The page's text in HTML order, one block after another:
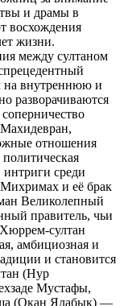
и драмы в
восхождения
жизни.
между султаном
на внутреннюю и
разворачиваются
отношения
среди
и её брак
Великолепный
правитель, чьи
султан
амбициозная и
и становится
(Нур
Мустафы,
(Окан Ялабык) —